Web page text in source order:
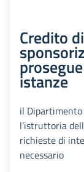
Credito
istanze
il Dipartimento
l’istruttoria
richieste di
necessario